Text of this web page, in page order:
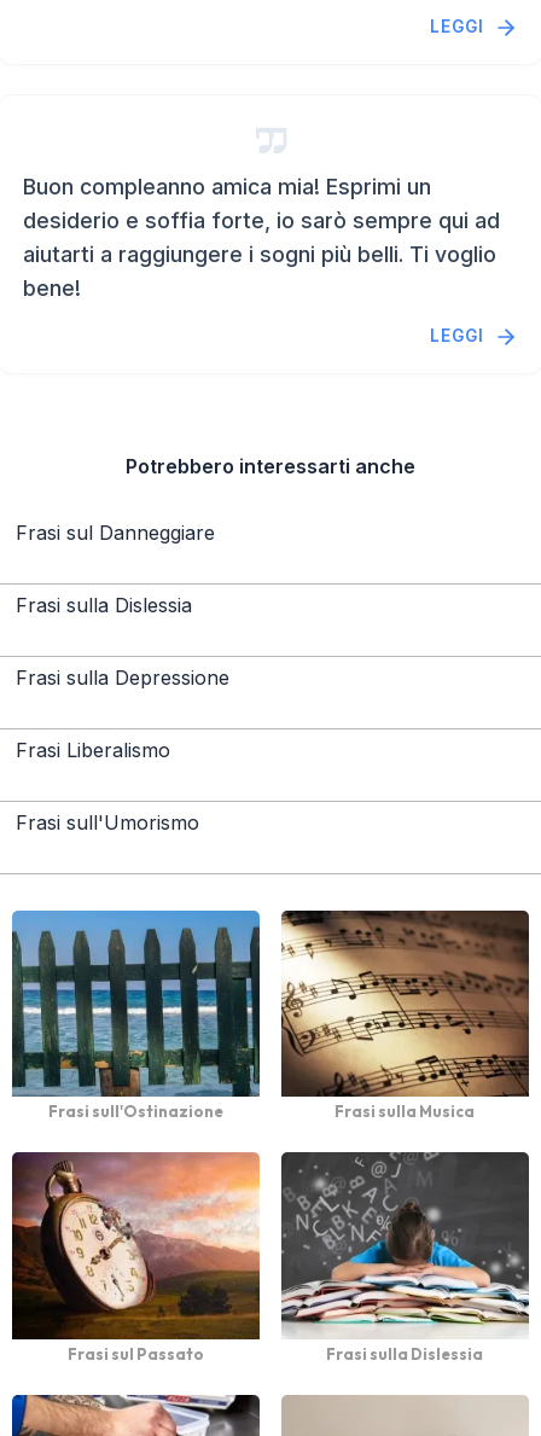
LEGGI
Buon compleanno amica mia! Esprimi un
desiderio e soffia forte, io sarò sempre qui ad
aiutarti a raggiungere i sogni più belli. Ti voglio
bene!
LEGGI
Potrebbero interessarti anche
Frasi sul Danneggiare
Frasi sulla Dislessia
Frasi sulla Depressione
Frasi Liberalismo
Frasi sull'Umorismo
Frasi sull'Ostinazione Frasi sulla Musica
Frasi sul Passato Frasi sulla Dislessia